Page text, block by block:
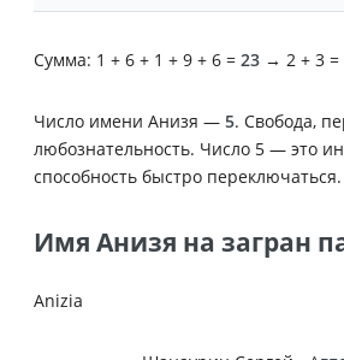
Сумма: 1 + 6 + 1 + 9 + 6 = 23 → 2 + 3 =
Число имени Анизя — 5. Свобода,
любознательность. Число 5 — это
способность быстро переключаться.
Имя Анизя на загран
Anizia